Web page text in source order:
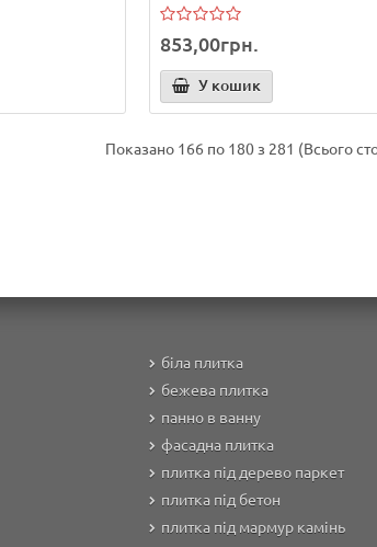
853,00грн.
У кошик
Показано 166 по 180 з 281 (Всього
біла плитка
бежева плитка
панно в ванну
фасадна плитка
плитка під дерево паркет
плитка під бетон
плитка під мармур камінь